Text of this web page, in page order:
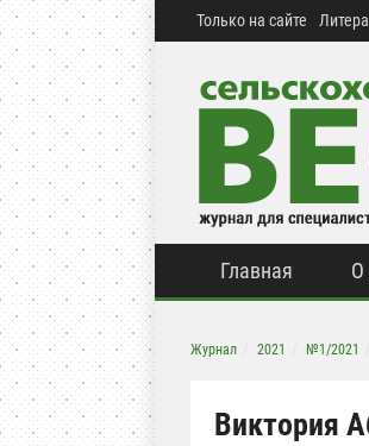
Только на сайте
Главная О
Журнал 2021 №1/2021
Виктория